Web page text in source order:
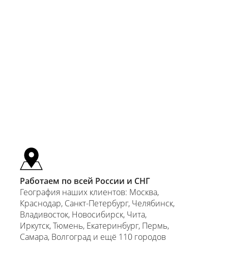
Цена
Цена
Цена
Работаем по всей России и СНГ
География наших клиентов: Москва,
Краснодар, Санкт-Петербург, Челябинск,
Владивосток, Новосибирск, Чита,
Иркутск, Тюмень, Екатеринбург, Пермь,
Самара, Волгоград и ещё 110 городов